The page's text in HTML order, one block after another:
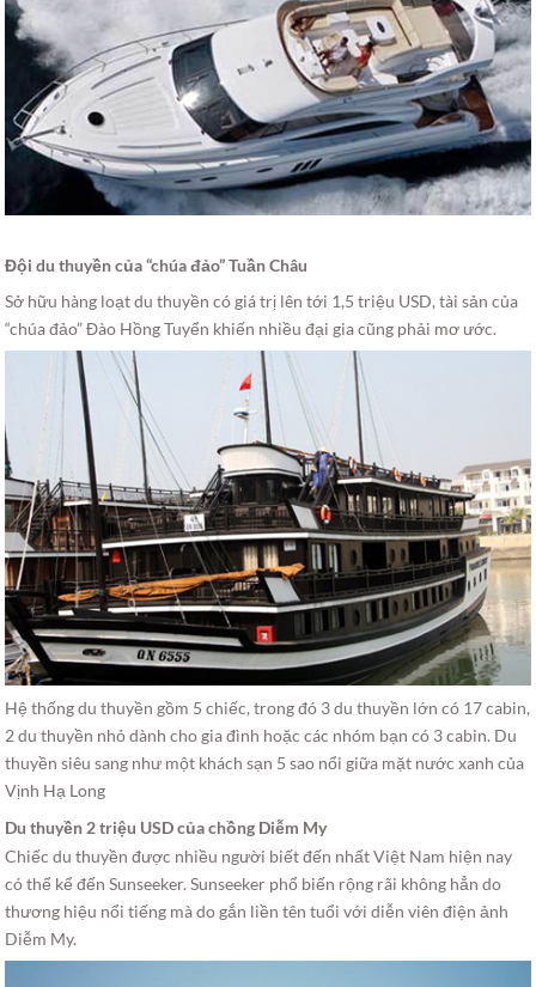
Đội du thuyền của “chúa đảo” Tuần Châu
Sở hữu hàng loạt du thuyền có giá trị lên tới 1,5 triệu USD, tài sản của
“chúa đảo” Đào Hồng Tuyển khiến nhiều đại gia cũng phải mơ ước.
Hệ thống du thuyền gồm 5 chiếc, trong đó 3 du thuyền lớn có 17 cabin,
2 du thuyền nhỏ dành cho gia đình hoặc các nhóm bạn có 3 cabin. Du
thuyền siêu sang như một khách sạn 5 sao nổi giữa mặt nước xanh của
Vịnh Hạ Long
Du thuyền 2 triệu USD của chồng Diễm My
Chiếc du thuyền được nhiều người biết đến nhất Việt Nam hiện nay
có thể kể đến Sunseeker. Sunseeker phổ biến rộng rãi không hẳn do
thương hiệu nổi tiếng mà do gắn liền tên tuổi với diễn viên điện ảnh
Diễm My.